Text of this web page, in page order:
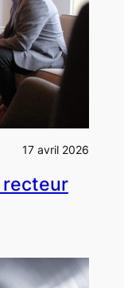
17 avril 2026